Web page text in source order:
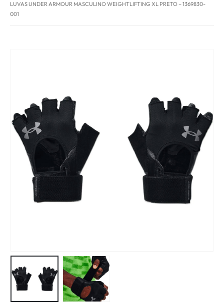
LUVAS UNDER ARMOUR MASCULINO WEIGHTLIFTING XL PRETO – 1369830-
001